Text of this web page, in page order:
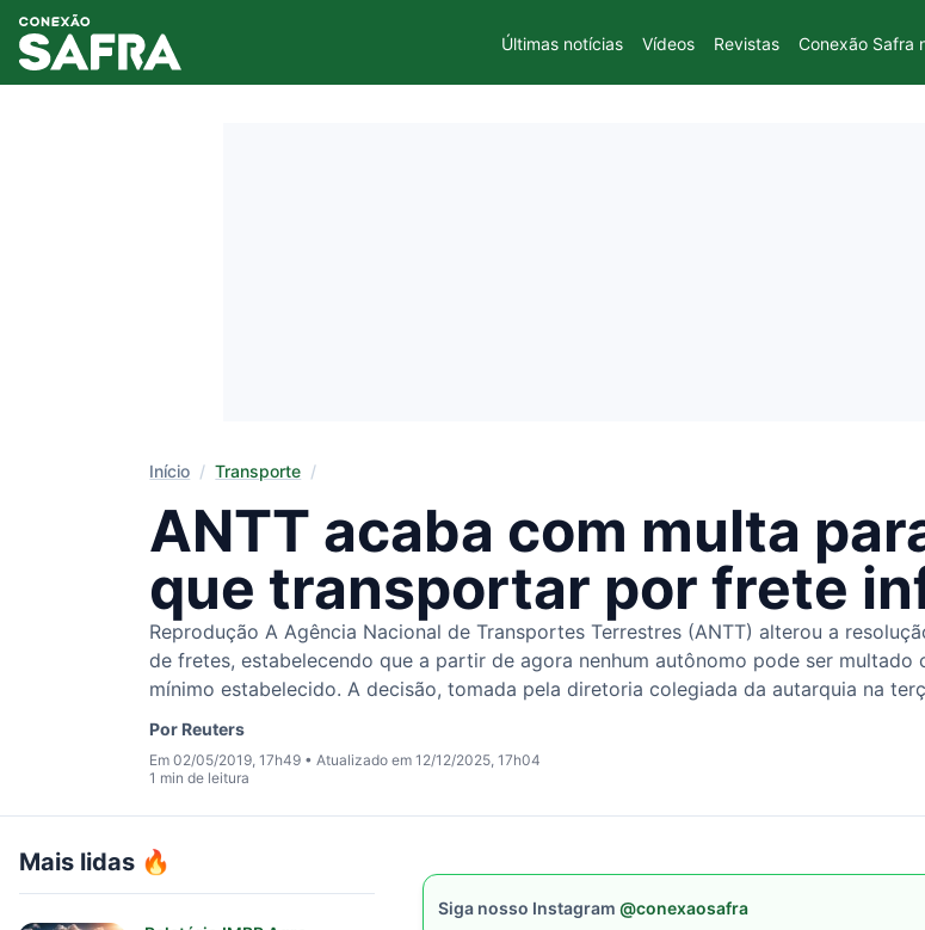
Últimas notícias Vídeos Revistas Conexão Safra
Início /Transporte /
ANTT acaba com multa
que transportar por frete
Reprodução A Agência Nacional de Transportes Terrestres (ANTT) alterou a
de fretes, estabelecendo que a partir de agora nenhum autônomo pode ser
mínimo estabelecido. A decisão, tomada pela diretoria colegiada da autarquia na
Por Reuters
Em 02/05/2019, 17h49 • Atualizado em 12/12/2025, 17h04
1 min de leitura
Mais lidas 🔥
Siga nosso Instagram @conexaosafra